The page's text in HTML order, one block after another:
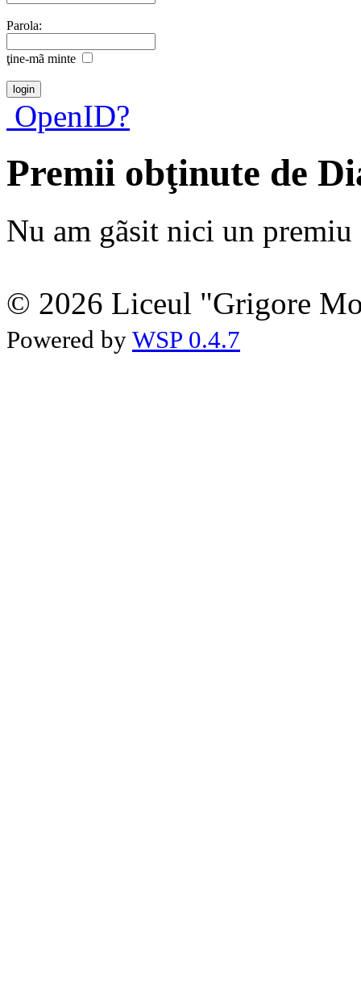
Parola:
ţine-mã minte
OpenID?
Premii obţinute de
Nu am gãsit nici un premiu
© 2026 Liceul "Grigore
Powered by WSP 0.4.7